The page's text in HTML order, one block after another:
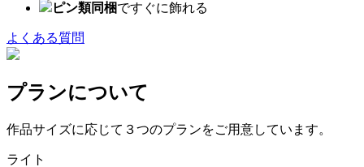
ピン類同梱ですぐに飾れる
よくある質問
プランについて
作品サイズに応じて３つのプランをご用意しています。
ライト